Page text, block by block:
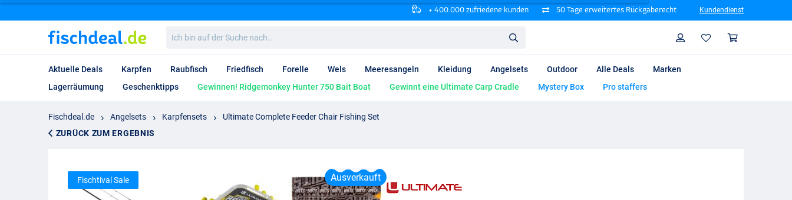
+ 400.000 zufriedene kunden 50 Tage erweitertes Rückgaberecht Kundendienst
bin
auf
Suche
nach…
Profil
Aktuelle Deals Karpfen Raubfisch Friedfisch Forelle Wels Meeresangeln Kleidung Angelsets Outdoor Alle Deals
Marken
Lagerräumung
Geschenktipps Gewinnen! Ridgemonkey Hunter 750 Bait Boat Gewinnt eine Ultimate Carp Cradle Mystery Box Pro staffers
Fischdeal.de Angelsets Karpfensets
Ultimate Complete Feeder Chair Fishing Set
ZURÜCK ZUM ERGEBNIS
Ausverkauft
Fischtival Sale